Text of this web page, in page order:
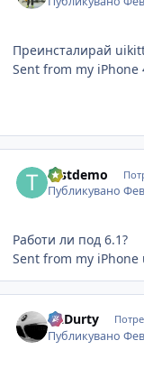
Преинсталирай
Sent from my iPhone
testdemo
Публикувано
Работи ли под 6.1?
Sent from my iPhone
DaDurty
Публикувано